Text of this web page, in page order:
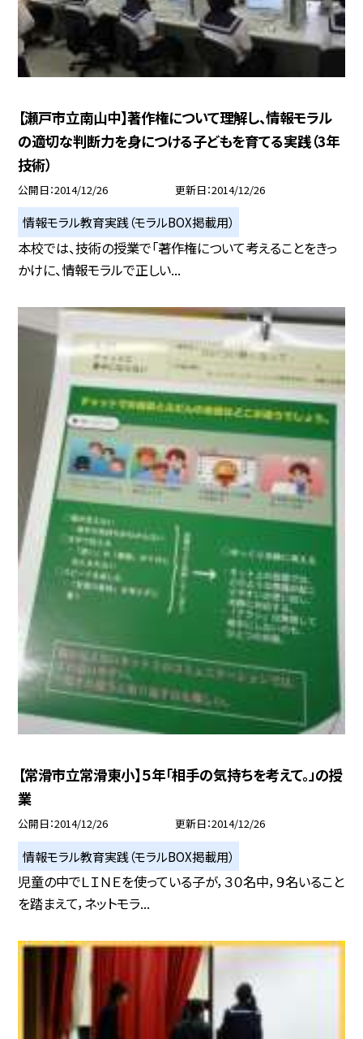
【瀬戸市立南山中】著作権について理解し、情報モラル
の適切な判断力を身につける子どもを育てる実践（3年
技術）
公開日 2014/12/26 更新日 2014/12/26
情報モラル教育実践（モラルBOX掲載用）
本校では、技術の授業で「著作権について考えることをきっ
かけに、情報モラルで正しい...
【常滑市立常滑東小】５年「相手の気持ちを考えて。」の授
業
公開日 2014/12/26 更新日 2014/12/26
情報モラル教育実践（モラルBOX掲載用）
児童の中でＬＩＮＥを使っている子が，３０名中，９名いること
を踏まえて，ネットモラ...